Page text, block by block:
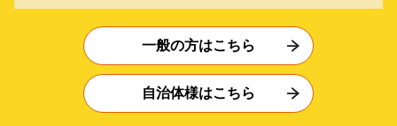
一般の方はこちら
自治体様はこちら